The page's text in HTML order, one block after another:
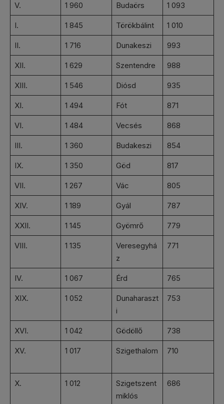
V. 1 960 Budaörs 1 093
I. 1 845 Törökbálint 1 010
II. 1 716 Dunakeszi 993
XII. 1 629 Szentendre 988
XIII. 1 546 Diósd 935
XI. 1 494 Fót 871
VI. 1 484 Vecsés 868
III. 1 360 Budakeszi 854
IX. 1 350 Göd 817
VII. 1 267 Vác 805
XIV. 1 189 Gyál 787
XXII. 1 145 Gyömrő 779
VIII. 1 135
Veresegyhá
z
771
IV. 1 067 Érd 765
XIX. 1 052
Dunaharaszt
i
753
XVI. 1 042 Gödöllő 738
XV. 1 017 Szigethalom 710
X. 1 012
Szigetszent
miklós
686